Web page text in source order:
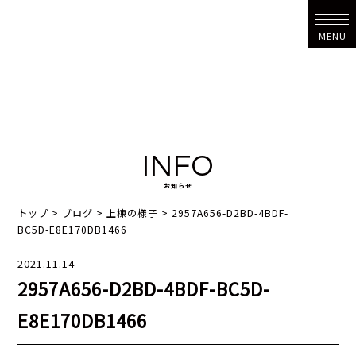
MENU
INFO
お知らせ
トップ > ブログ >上棟の様子 >2957A656-D2BD-4BDF-
BC5D-E8E170DB1466
2021.11.14
2957A656-D2BD-4BDF-BC5D-
E8E170DB1466